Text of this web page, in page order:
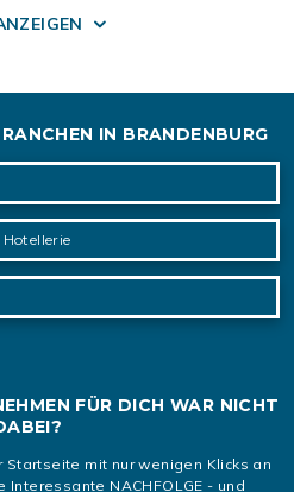
IN BRANDENBURG
FÜR DICH WAR NICHT
mit nur wenigen Klicks an
NACHFOLGE - und